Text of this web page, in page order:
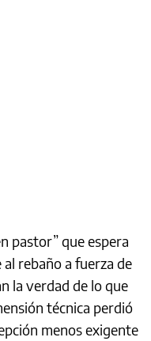
pastor” que espera
rebaño a fuerza de
la verdad de lo que
técnica perdió
menos exigente